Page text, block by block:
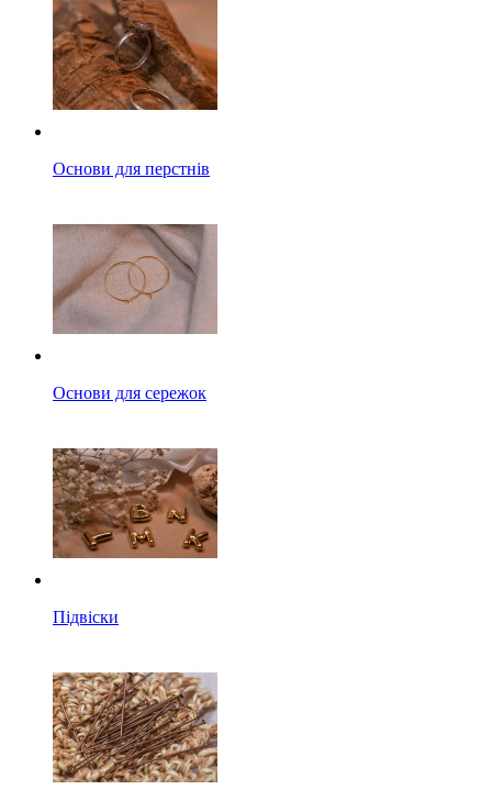
Основи для перстнів
Основи для сережок
Підвіски